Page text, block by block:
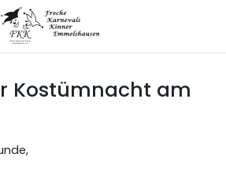
Kostümnacht am